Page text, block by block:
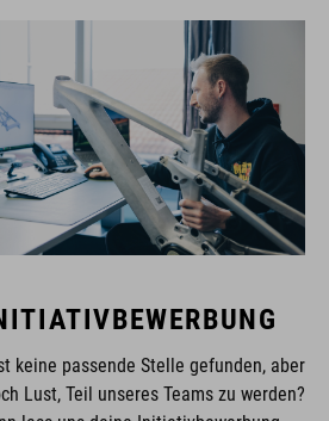
keine passende Stelle gefunden, aber
Lust, Teil unseres Teams zu werden?